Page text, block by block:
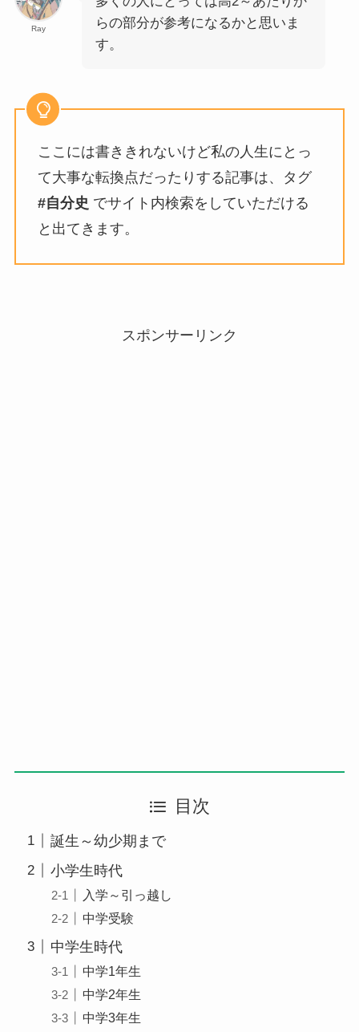
Ray
らの部分が参考になるかと思いま
す。
ここには書ききれないけど私の人生にとっ
て大事な転換点だったりする記事は、タグ
#自分史 でサイト内検索をしていただける
と出てきます。
スポンサーリンク
目次
誕生～幼少期まで
小学生時代
入学～引っ越し
中学受験
中学生時代
中学1年生
中学2年生
中学3年生